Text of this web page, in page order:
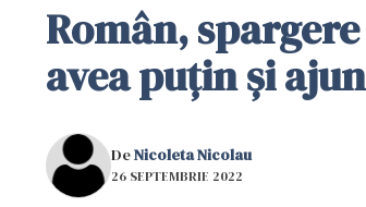
Român,
avea puțin și
DeNicoleta Nicolau
26 SEPTEMBRIE 2022